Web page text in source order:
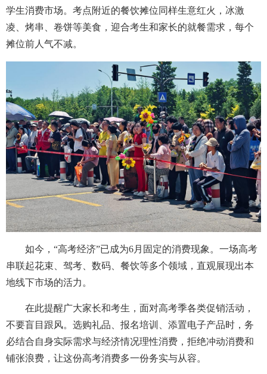
学生消费市场。考点附近的餐饮摊位同样生意红火，冰激
凌、烤串、卷饼等美食，迎合考生和家长的就餐需求，每个
摊位前人气不减。
如今，“高考经济”已成为6月固定的消费现象。一场高考
串联起花束、驾考、数码、餐饮等多个领域，直观展现出本
地线下市场的活力。
在此提醒广大家长和考生，面对高考季各类促销活动，
不要盲目跟风。选购礼品、报名培训、添置电子产品时，务
必结合自身实际需求与经济情况理性消费，拒绝冲动消费和
铺张浪费，让这份高考消费多一份务实与从容。